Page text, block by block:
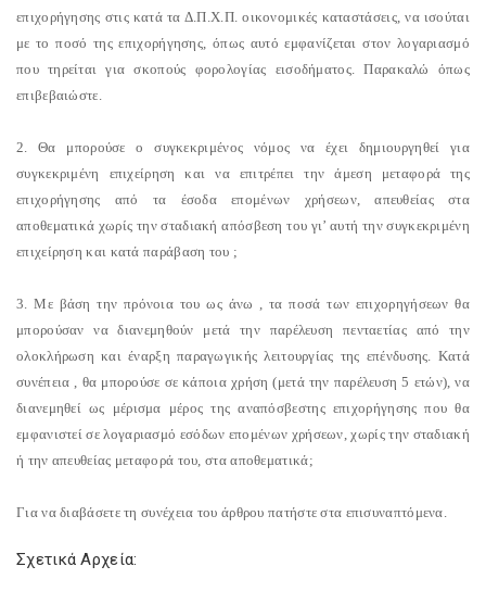
επιχορήγησης στις κατά τα Δ.Π.X.Π. οικονομικές καταστάσεις, να ισούται
με το ποσό της επιχορήγησης, όπως αυτό εμφανίζεται στον λογαριασμό
που τηρείται για σκοπούς φορολογίας εισοδήματος. Παρακαλώ όπως
επιβεβαιώστε.
2. Θα μπορούσε ο συγκεκριμένος νόμος να έχει δημιουργηθεί για
συγκεκριμένη επιχείρηση και να επιτρέπει την άμεση μεταφορά της
επιχορήγησης από τα έσοδα επομένων χρήσεων, απευθείας στα
αποθεματικά χωρίς την σταδιακή απόσβεση του γι’ αυτή την συγκεκριμένη
επιχείρηση και κατά παράβαση του ;
3. Με βάση την πρόνοια του ως άνω , τα ποσά των επιχορηγήσεων θα
μπορούσαν να διανεμηθούν μετά την παρέλευση πενταετίας από την
ολοκλήρωση και έναρξη παραγωγικής λειτουργίας της επένδυσης. Κατά
συνέπεια , θα μπορούσε σε κάποια χρήση (μετά την παρέλευση 5 ετών), να
διανεμηθεί ως μέρισμα μέρος της αναπόσβεστης επιχορήγησης που θα
εμφανιστεί σε λογαριασμό εσόδων επομένων χρήσεων, χωρίς την σταδιακή
ή την απευθείας μεταφορά του, στα αποθεματικά;
Για να διαβάσετε τη συνέχεια του άρθρου πατήστε στα επισυναπτόμενα.
Σχετικά Αρχεία: